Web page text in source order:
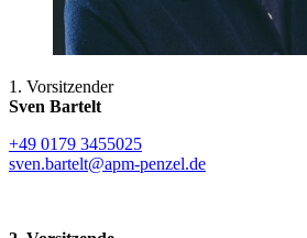
1. Vorsitzender
Sven Bartelt
+49 0179 3455025
sven.bartelt@apm-penzel.de